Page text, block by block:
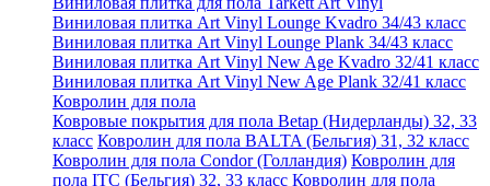
Виниловая плитка Art Vinyl Lounge Kvadro 34/43 класс
Виниловая плитка Art Vinyl Lounge Plank 34/43 класс
Виниловая плитка Art Vinyl New Age Kvadro 32/41 класс
Виниловая плитка Art Vinyl New Age Plank 32/41 класс
Ковролин для пола
Ковровые покрытия для пола Betap (Нидерланды) 32, 33
класс Ковролин для пола BALTA (Бельгия) 31, 32 класс
Ковролин для пола Condor (Голландия) Ковролин для
пола ITC (Бельгия) 32, 33 класс Ковролин для пола